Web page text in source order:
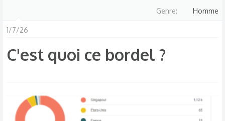
Genre Homme
1/7/26
C'est quoi ce bordel ?​